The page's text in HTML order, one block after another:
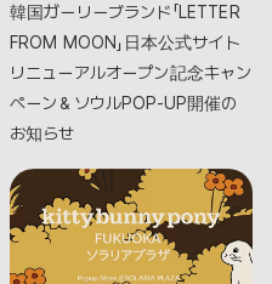
韓国ガーリーブランド「LETTER
FROM MOON」日本公式サイト
リニューアルオープン記念キャン
ペーン＆ソウルPOP-UP開催の
お知らせ